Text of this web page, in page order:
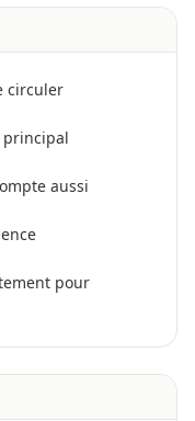
circuler
principal
aussi
pour